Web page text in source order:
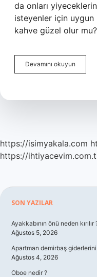
da onları
isteyenler için
kahve güzel olur
Devamını okuyun
Cezvede
Olur
https://isimyakala.com
https://
Sidebar
SON YAZILAR
Ayakkabının önü neden kırılır
Ağustos 5, 2026
Apartman demirbaş
Ağustos 4, 2026
Oboe nedir ?